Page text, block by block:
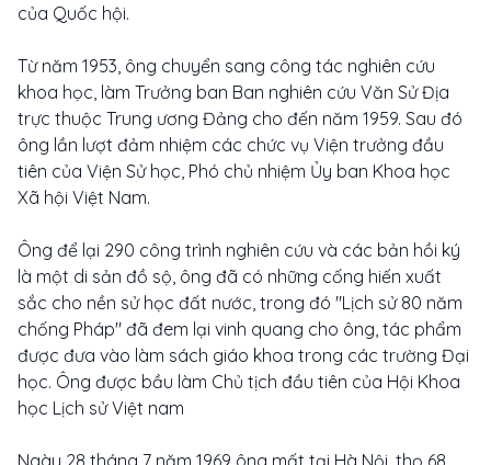
của Quốc hội.
Từ năm 1953, ông chuyển sang công tác nghiên cứu
khoa học, làm Trưởng ban Ban nghiên cứu Văn Sử Địa
trực thuộc Trung ương Đảng cho đến năm 1959. Sau đó
ông lần lượt đảm nhiệm các chức vụ Viện trưởng đầu
tiên của Viện Sử học, Phó chủ nhiệm Ủy ban Khoa học
Xã hội Việt Nam.
Ông để lại 290 công trình nghiên cứu và các bản hồi ký
là một di sản đồ sộ, ông đã có những cống hiến xuất
sắc cho nền sử học đất nước, trong đó "Lịch sử 80 năm
chống Pháp" đã đem lại vinh quang cho ông, tác phẩm
được đưa vào làm sách giáo khoa trong các trường Đại
học. Ông được bầu làm Chủ tịch đầu tiên của Hội Khoa
học Lịch sử Việt nam